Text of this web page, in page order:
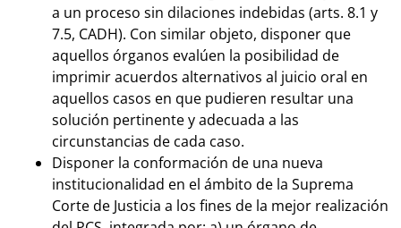
a un proceso sin dilaciones indebidas (arts. 8.1 y
7.5, CADH). Con similar objeto, disponer que
aquellos órganos evalúen la posibilidad de
imprimir acuerdos alternativos al juicio oral en
aquellos casos en que pudieren resultar una
solución pertinente y adecuada a las
circunstancias de cada caso.
Disponer la conformación de una nueva
institucionalidad en el ámbito de la Suprema
Corte de Justicia a los fines de la mejor realización